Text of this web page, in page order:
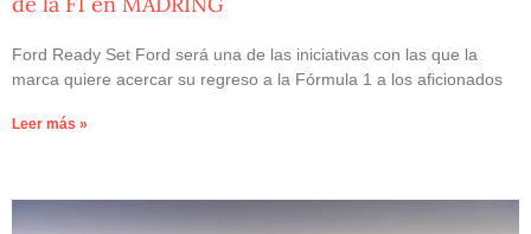
Ford Ready Set Ford será una de las iniciativas con las que la
marca quiere acercar su regreso a la Fórmula 1 a los aficionados
Leer más »